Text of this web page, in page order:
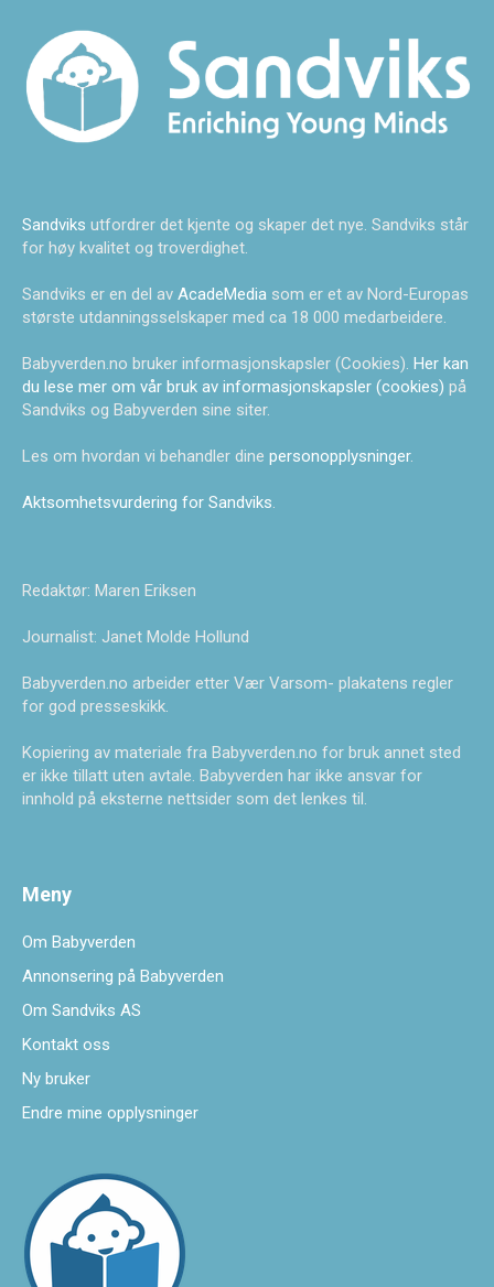
Sandviks utfordrer det kjente og skaper det nye. Sandviks står
for høy kvalitet og troverdighet.
Sandviks er en del av AcadeMedia som er et av Nord-Europas
største utdanningsselskaper med ca 18 000 medarbeidere.
Babyverden.no bruker informasjonskapsler (Cookies). Her kan
du lese mer om vår bruk av informasjonskapsler (cookies) på
Sandviks og Babyverden sine siter.
Les om hvordan vi behandler dine personopplysninger.
Aktsomhetsvurdering for Sandviks.
Redaktør: Maren Eriksen
Journalist: Janet Molde Hollund
Babyverden.no arbeider etter Vær Varsom- plakatens regler
for god presseskikk.
Kopiering av materiale fra Babyverden.no for bruk annet sted
er ikke tillatt uten avtale. Babyverden har ikke ansvar for
innhold på eksterne nettsider som det lenkes til.
Meny
Om Babyverden
Annonsering på Babyverden
Om Sandviks AS
Kontakt oss
Ny bruker
Endre mine opplysninger